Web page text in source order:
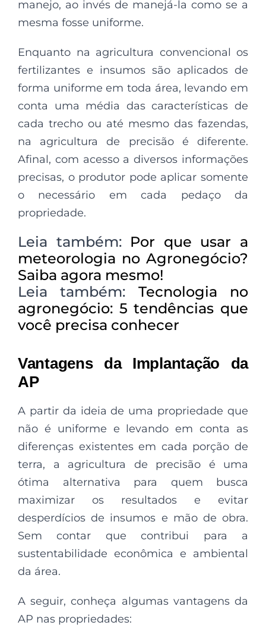
manejo, ao invés de manejá-la como se a
mesma fosse uniforme.
Enquanto na agricultura convencional os
fertilizantes e insumos são aplicados de
forma uniforme em toda área, levando em
conta uma média das características de
cada trecho ou até mesmo das fazendas,
na agricultura de precisão é diferente.
Afinal, com acesso a diversos informações
precisas, o produtor pode aplicar somente
o necessário em cada pedaço da
propriedade.
Leia também: Por que usar a
meteorologia no Agronegócio?
Saiba agora mesmo!
Leia também: Tecnologia no
agronegócio: 5 tendências que
você precisa conhecer
Vantagens da Implantação da
AP
A partir da ideia de uma propriedade que
não é uniforme e levando em conta as
diferenças existentes em cada porção de
terra, a agricultura de precisão é uma
ótima alternativa para quem busca
maximizar os resultados e evitar
desperdícios de insumos e mão de obra.
Sem contar que contribui para a
sustentabilidade econômica e ambiental
da área.
A seguir, conheça algumas vantagens da
AP nas propriedades: